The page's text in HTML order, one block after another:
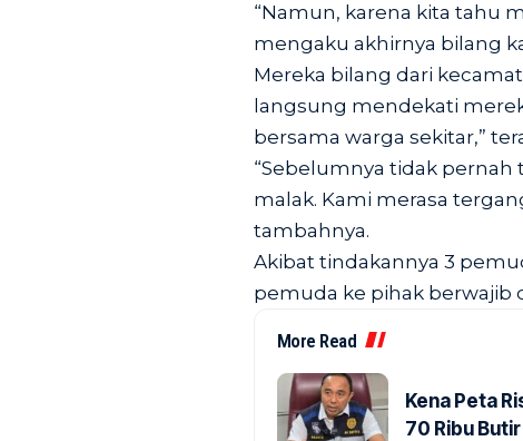
“Namun, karena kita tahu
mengaku akhirnya bilang
Mereka bilang dari
langsung mendekati
bersama warga sekitar,”
“Sebelumnya tidak pernah
malak. Kami merasa
tambahnya.
Akibat tindakannya 3
pemuda ke pihak berwajib
More Read
Kena Peta
70 Ribu